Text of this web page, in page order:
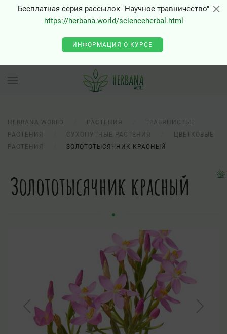
×
Бесплатная серия рассылок "Научное травничество"
https://herbana.world/scienceherbal.html
ИНФОРМАЦИЯ О КУРСЕ
HERBANA.WORLD РАСТЕНИЯ
ТРАВЯНИСТЫЕ
РАСТЕНИЯ
СУХОПУТНЫЕ РАСТЕНИЯ
ЦВЕТКОВЫЕ
РАСТЕНИЯ
ЗОЛОТОТЫСЯЧНИК КРАСНЫЙ
Золототысячник красный
×